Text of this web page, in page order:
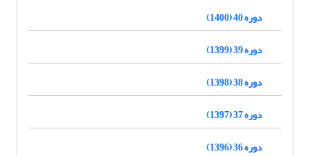
دوره 40 (1400)
دوره 39 (1399)
دوره 38 (1398)
دوره 37 (1397)
دوره 36 (1396)